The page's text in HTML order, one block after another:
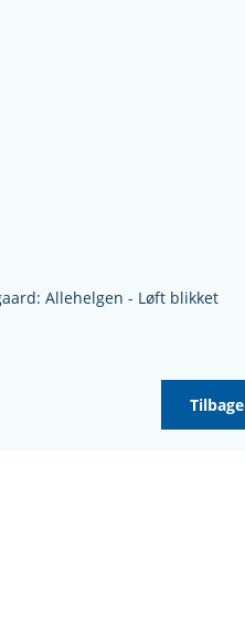
Allehelgen - Løft blikket
Tilbage